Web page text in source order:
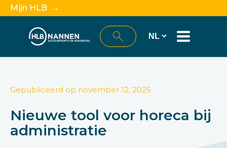
Mijn HLB →
Gepubliceerd op november 12, 2025
Nieuwe tool voor horeca bij
administratie